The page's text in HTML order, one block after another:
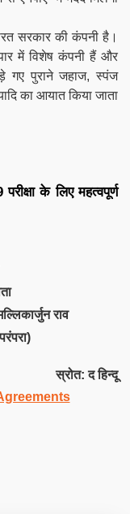
सरकार की कंपनी है।
में विशेष कंपनी हैं और
गए पुराने जहाज, स्पंज
का आयात किया जाता
परीक्षा के लिए महत्वपूर्ण
राव
)
स्रोत: द हिन्दू